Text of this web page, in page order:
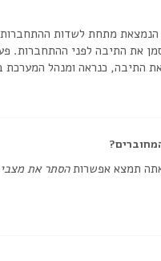
מתחת לשדות
התיבה לפני ההתחברות.
התיבה, כנראה ומנהל המערכת
תמצא אפשרותהסתר את